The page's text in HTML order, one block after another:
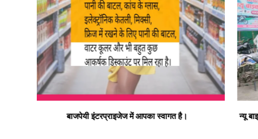
न्यू बाइक हास्पिटल डलमऊ रोड डलमऊ मुराई बाग डलमऊ रायबरेली